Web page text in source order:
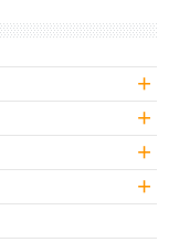
+
+
+
+